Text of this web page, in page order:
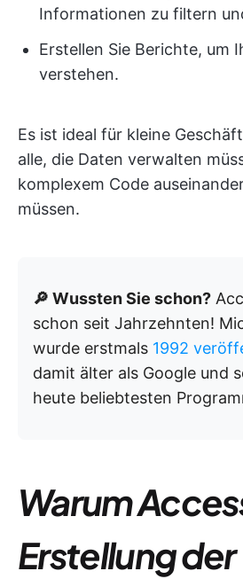
Informationen zu filtern
Erstellen Sie Berichte, um
verstehen.
Es ist ideal für kleine
alle, die Daten verwalten
komplexem Code
müssen.
🔎 Wussten Sie schon?
schon seit Jahrzehnten!
wurde erstmals 1992
damit älter als Google und
heute beliebtesten
Warum
Erstellung der